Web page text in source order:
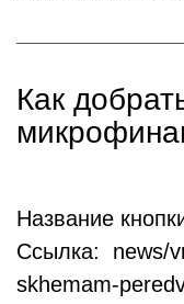
Как
Название
Ссылка: news/
skhemam-